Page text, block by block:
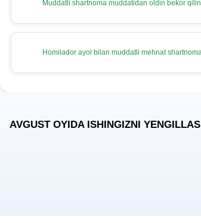
Muddatli shartnoma muddatidan oldin bekor
Homilador ayol bilan muddatli mehnat
AVGUST OYIDA ISHINGIZNI